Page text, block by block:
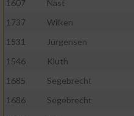
1607
Nast
1737
Wilken
1531
Jürgensen
1546
Kluth
1685
Segebrecht
1686
Segebrecht